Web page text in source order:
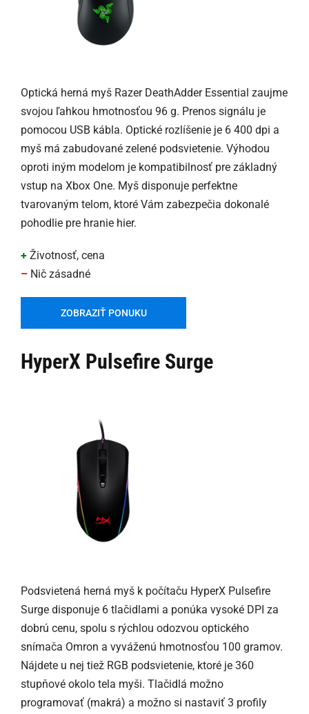
Optická herná myš Razer DeathAdder Essential zaujme
svojou ľahkou hmotnosťou 96 g. Prenos signálu je
pomocou USB kábla. Optické rozlíšenie je 6 400 dpi a
myš má zabudované zelené podsvietenie. Výhodou
oproti iným modelom je kompatibilnosť pre základný
vstup na Xbox One. Myš disponuje perfektne
tvarovaným telom, ktoré Vám zabezpečia dokonalé
pohodlie pre hranie hier.
+ Životnosť, cena
– Nič zásadné
ZOBRAZIŤ PONUKU
HyperX Pulsefire Surge
Podsvietená herná myš k počítaču HyperX Pulsefire
Surge disponuje 6 tlačidlami a ponúka vysoké DPI za
dobrú cenu, spolu s rýchlou odozvou optického
snímača Omron a vyváženú hmotnosťou 100 gramov.
Nájdete u nej tiež RGB podsvietenie, ktoré je 360
stupňové okolo tela myši. Tlačidlá možno
programovať (makrá) a možno si nastaviť 3 profily